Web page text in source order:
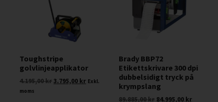
Toughstripe
golvlinjeapplikator
4.195,00kr3.795,00 kr Exkl.
moms
Brady BBP72
Etikettskrivare 300 dpi
dubbelsidigt tryck på
krympslang
89.885,00kr 84.995,00 kr